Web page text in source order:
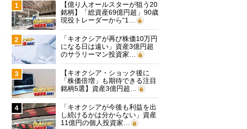
1
【億り人オールスターが狙う20
銘柄】「総資産69億円超」90歳
現役トレーダーから“1…
2
「キオクシアが再び株価10万円
になる日は遠い」資産3億円超
のサラリーマン投資家…
3
【キオクシア・ショック後に
「株価倍増」も期待できる注目
銘柄5選】資産3億円超…
4
「キオクシアが今後も利益を出
し続けるかは分からない」資産
11億円の個人投資家…